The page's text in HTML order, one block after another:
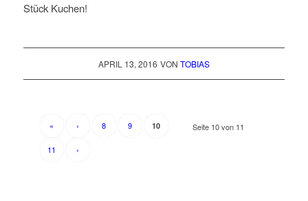
Stück Kuchen!
APRIL 13, 2016 VON TOBIAS
Seite 10 von 11
« ‹ 8 9 10
11 ›